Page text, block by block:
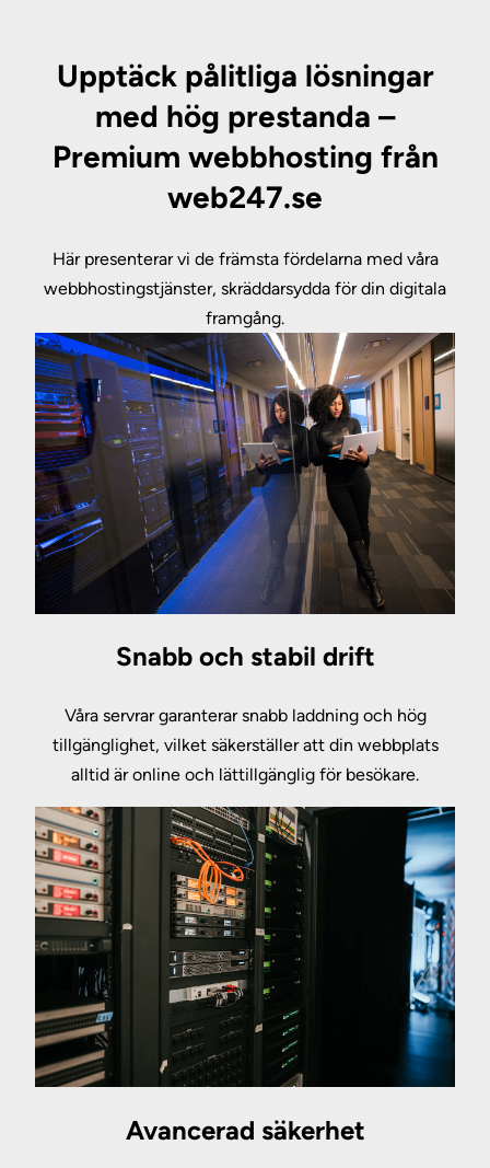
Upptäck pålitliga lösningar
med hög prestanda –
Premium webbhosting från
web247.se
Här presenterar vi de främsta fördelarna med våra
webbhostingstjänster, skräddarsydda för din digitala
framgång.
Snabb och stabil drift
Våra servrar garanterar snabb laddning och hög
tillgänglighet, vilket säkerställer att din webbplats
alltid är online och lättillgänglig för besökare.
Avancerad säkerhet